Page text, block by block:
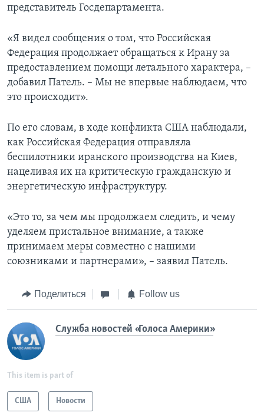
представитель Госдепартамента.
«Я видел сообщения о том, что Российская
Федерация продолжает обращаться к Ирану за
предоставлением помощи летального характера, –
добавил Патель. – Мы не впервые наблюдаем, что
это происходит».
По его словам, в ходе конфликта США наблюдали,
как Российская Федерация отправляла
беспилотники иранского производства на Киев,
нацеливая их на критическую гражданскую и
энергетическую инфраструктуру.
«Это то, за чем мы продолжаем следить, и чему
уделяем пристальное внимание, а также
принимаем меры совместно с нашими
союзниками и партнерами», – заявил Патель.
Поделиться Follow us
Служба новостей «Голоса Америки»
This item is part of
США Новости